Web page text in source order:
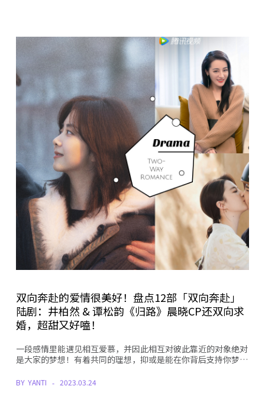
双向奔赴的爱情很美好！盘点12部「双向奔赴」
陆剧：井柏然 & 谭松韵《归路》晨晓CP还双向求
婚，超甜又好嗑！
一段感情里能遇见相互爱慕，并因此相互对彼此靠近的对象绝对
是大家的梦想！有着共同的理想，抑或是能在你背后支持你梦…
BY YANTI 2023.03.24